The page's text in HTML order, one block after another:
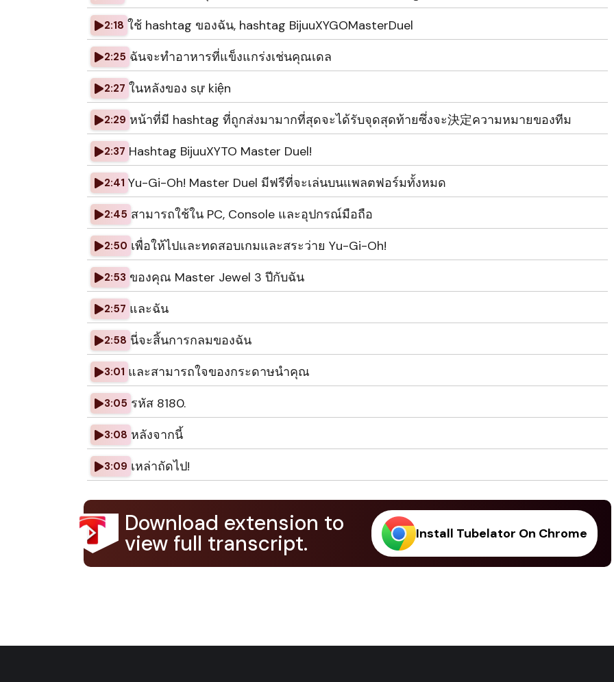
2:18 ใช้ hashtag ของฉัน, hashtag BijuuXYGOMasterDuel
2:25 ฉันจะทําอาหารที่แข็งแกร่งเช่นคุณเดล
2:27 ในหลังของ sự kiện
2:29 หน้าที่มี hashtag ที่ถูกส่งมามากที่สุดจะได้รับจุดสุดท้ายซึ่งจะ決定ความหมายของทีม
2:37 Hashtag BijuuXYTO Master Duel!
2:41 Yu-Gi-Oh! Master Duel มีฟรีที่จะเล่นบนแพลตฟอร์มทั้งหมด
2:45 สามารถใช้ใน PC, Console และอุปกรณ์มือถือ
2:50 เพื่อให้ไปและทดสอบเกมและสระว่าย Yu-Gi-Oh!
2:53 ของคุณ Master Jewel 3 ปีกับฉัน
2:57 และฉัน
2:58 นี่จะสิ้นการกลมของฉัน
3:01 และสามารถใจของกระดาษนําคุณ
3:05 รหัส 8180.
3:08 หลังจากนี้
3:09 เหล่าถัดไป!
Download extension to
view full transcript. Install Tubelator On Chrome